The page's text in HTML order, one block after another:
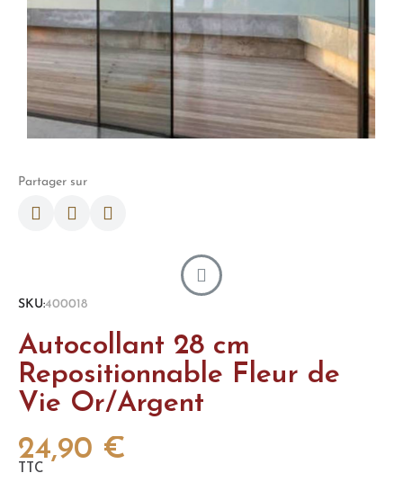
Partager sur
SKU 400018
Autocollant 28 cm
Repositionnable Fleur de
Vie Or/Argent
24,90 €
TTC